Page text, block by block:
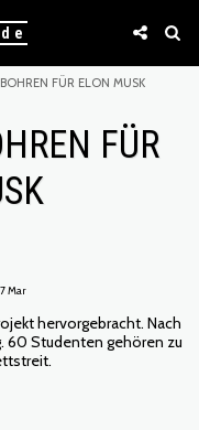
FÜR ELON MUSK
FÜR
Mar
hervorgebracht. Nach
60 Studenten gehören zu